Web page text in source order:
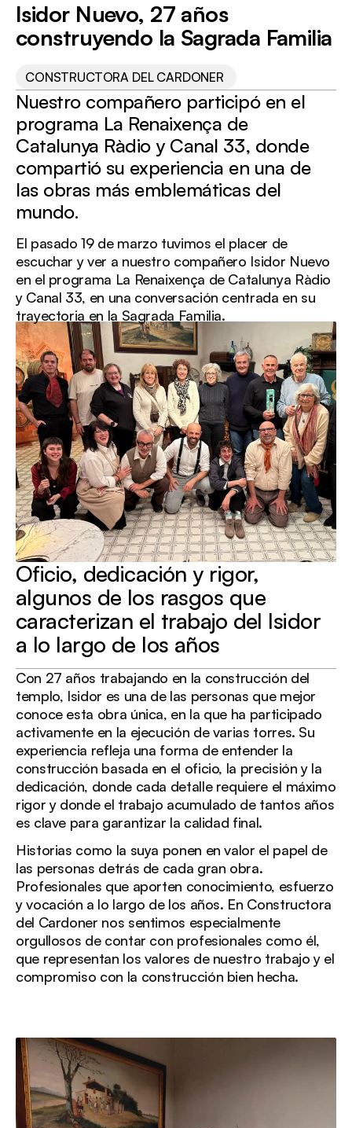
DEPURNORD
CARDONER
Isidor Nuevo, 27 años
construyendo la Sagrada Familia
CONSTRUCTORA DEL CARDONER
Nuestro compañero participó en el
programa La Renaixença de
Catalunya Ràdio y Canal 33, donde
compartió su experiencia en una de
las obras más emblemáticas del
mundo.
El pasado 19 de marzo tuvimos el placer de
escuchar y ver a nuestro compañero Isidor Nuevo
en el programa La Renaixença de Catalunya Ràdio
y Canal 33, en una conversación centrada en su
trayectoria en la Sagrada Familia.
Oficio, dedicación y rigor,
algunos de los rasgos que
caracterizan el trabajo del Isidor
a lo largo de los años
Con 27 años trabajando en la construcción del
templo, Isidor es una de las personas que mejor
conoce esta obra única, en la que ha participado
activamente en la ejecución de varias torres. Su
experiencia refleja una forma de entender la
construcción basada en el oficio, la precisión y la
dedicación, donde cada detalle requiere el máximo
rigor y donde el trabajo acumulado de tantos años
es clave para garantizar la calidad final.
Historias como la suya ponen en valor el papel de
las personas detrás de cada gran obra.
Profesionales que aporten conocimiento, esfuerzo
y vocación a lo largo de los años. En Constructora
del Cardoner nos sentimos especialmente
orgullosos de contar con profesionales como él,
que representan los valores de nuestro trabajo y el
compromiso con la construcción bien hecha.